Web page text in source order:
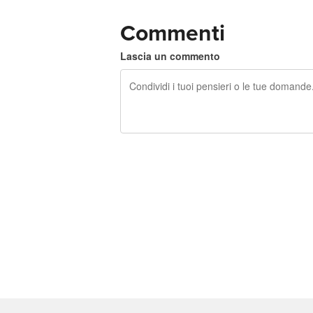
Commenti
Lascia un commento